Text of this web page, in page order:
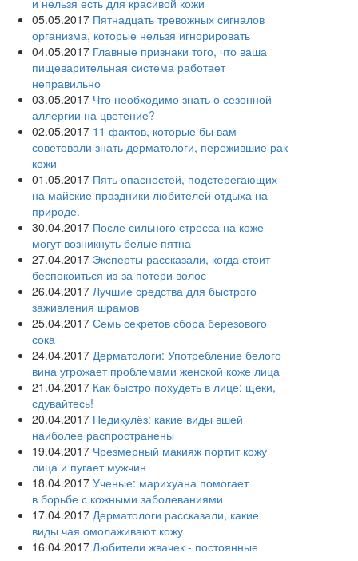
и нельзя есть для красивой кожи
05.05.2017 Пятнадцать тревожных сигналов
организма, которые нельзя игнорировать
04.05.2017 Главные признаки того, что ваша
пищеварительная система работает
неправильно
03.05.2017 Что необходимо знать о сезонной
аллергии на цветение?
02.05.2017 11 фактов, которые бы вам
советовали знать дерматологи, пережившие рак
кожи
01.05.2017 Пять опасностей, подстерегающих
на майские праздники любителей отдыха на
природе.
30.04.2017 После сильного стресса на коже
могут возникнуть белые пятна
27.04.2017 Эксперты рассказали, когда стоит
беспокоиться из-за потери волос
26.04.2017 Лучшие средства для быстрого
заживления шрамов
25.04.2017 Семь секретов сбора березового
сока
24.04.2017 Дерматологи: Употребление белого
вина угрожает проблемами женской коже лица
21.04.2017 Как быстро похудеть в лице: щеки,
сдувайтесь!
20.04.2017 Педикулёз: какие виды вшей
наиболее распространены
19.04.2017 Чрезмерный макияж портит кожу
лица и пугает мужчин
18.04.2017 Ученые: марихуана помогает
в борьбе с кожными заболеваниями
17.04.2017 Дерматологи рассказали, какие
виды чая омолаживают кожу
16.04.2017 Любители жвачек - постоянные